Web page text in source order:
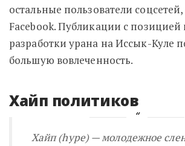
остальные пользователи
Facebook. Публикации с позицией
разработки урана на Иссык-Куле
большую вовлеченность.
Хайп политиков
Хайп (hype) — молодежное